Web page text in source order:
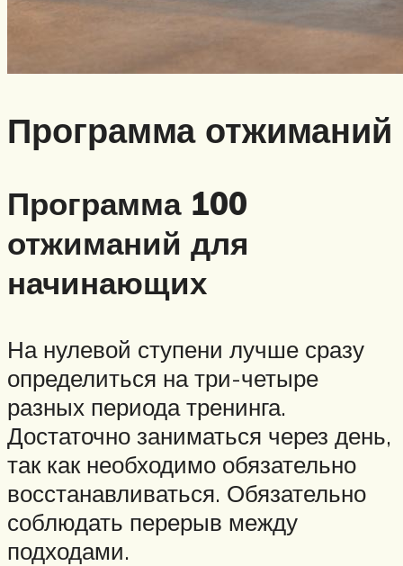
Программа отжиманий
Программа 100
отжиманий для
начинающих
На нулевой ступени лучше сразу
определиться на три-четыре
разных периода тренинга.
Достаточно заниматься через день,
так как необходимо обязательно
восстанавливаться. Обязательно
соблюдать перерыв между
подходами.